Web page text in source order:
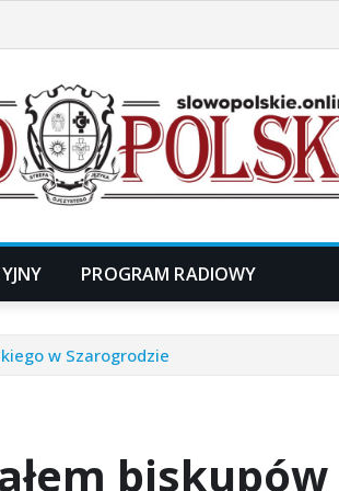
PROGRAM RADIOWY
w Szarogrodzie
biskupów